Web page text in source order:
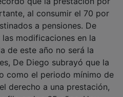
al consumir el 70 por
a pensiones. De
modificaciones en la
de este año no será la
De Diego subrayó que la
como el periodo mínimo de
derecho a una prestación,
fija en los 65 años. Hoy